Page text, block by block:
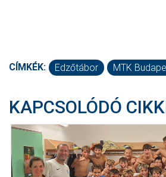
CÍMKÉK: Edzőtábor MTK
KAPCSOLÓDÓ